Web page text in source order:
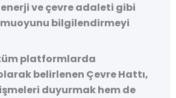
ve çevre adaleti gibi
bilgilendirmeyi
tüm platformlarda
belirlenen Çevre Hattı,
duyurmak hem de